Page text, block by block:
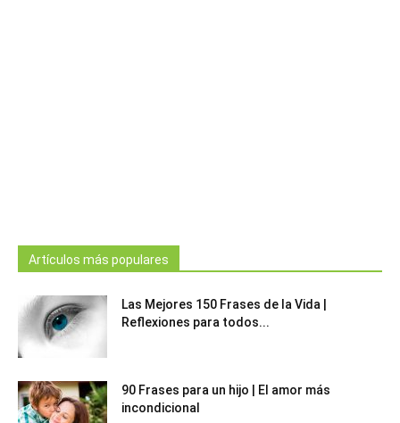
Artículos más populares
Las Mejores 150 Frases de la Vida |
Reflexiones para todos...
90 Frases para un hijo | El amor más
incondicional